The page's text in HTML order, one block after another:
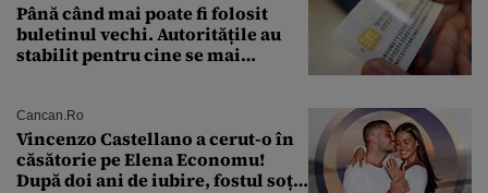
Până când mai poate fi folosit
buletinul vechi. Autoritățile au
stabilit pentru cine se mai
Cancan.ro
Vincenzo Castellano a cerut-o în
căsătorie pe Elena Economu!
După doi ani de iubire, fostul soț